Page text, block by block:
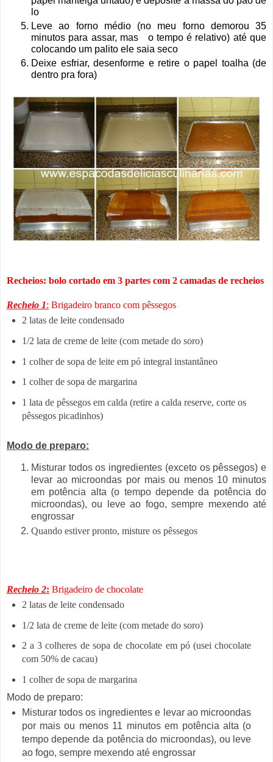
lo
Leve ao forno médio (no meu forno demorou 35
minutos para assar, mas o tempo é relativo) até que
colocando um palito ele saia seco
Deixe esfriar, desenforme e retire o papel toalha (de
dentro pra fora)
Recheios: bolo cortado em 3 partes com 2 camadas de recheios
Recheio 1: Brigadeiro branco com pêssegos
2 latas de leite condensado
1/2 lata de creme de leite (com metade do soro)
1 colher de sopa de leite em pó integral instantâneo
1 colher de sopa de margarina
1 lata de pêssegos em calda (retire a calda reserve, corte os
pêssegos picadinhos)
Modo de preparo:
Misturar todos os ingredientes (exceto os pêssegos) e
levar ao microondas por mais ou menos 10 minutos
em potência alta (o tempo depende da potência do
microondas), ou leve ao fogo, sempre mexendo até
engrossar
Quando estiver pronto, misture os pêssegos
Recheio 2: Brigadeiro de chocolate
2 latas de leite condensado
1/2 lata de creme de leite (com metade do soro)
2 a 3 colheres de sopa de chocolate em pó (usei chocolate
com 50% de cacau)
1 colher de sopa de margarina
Modo de preparo:
Misturar todos os ingredientes e levar ao microondas
por mais ou menos 11 minutos em potência alta (o
tempo depende da potência do microondas), ou leve
ao fogo, sempre mexendo até engrossar